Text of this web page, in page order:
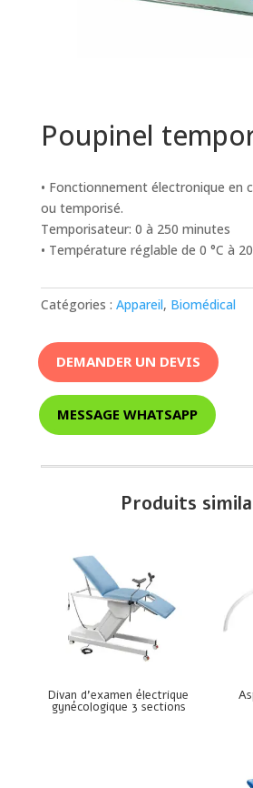
Poupinel
• Fonctionnement électronique en
ou temporisé.
Temporisateur: 0 à 250 minutes
• Température réglable de 0 °C à
Catégories : Appareil, Biomédical
DEMANDER UN DEVIS
MESSAGE WHATSAPP
Produits
Divan d’examen électrique
gynécologique 3 sections